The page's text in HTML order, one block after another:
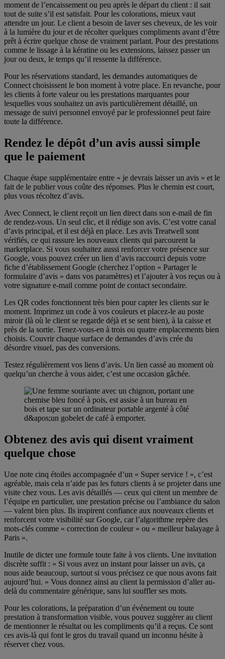
Rendez le dépôt d’un avis aussi simple que le paiement
Obtenez des avis qui disent vraiment quelque chose
Faites travailler vos meilleurs avis
moment de l’encaissement ou peu après le départ du client : il sait
tout de suite s’il est satisfait. Pour les colorations, mieux vaut
attendre un jour. Le client a besoin de laver ses cheveux, de les voir
à la lumière du jour et de récolter quelques compliments avant d’être
prêt à écrire quelque chose de vraiment parlant. Pour des prestations
comme le lissage à la kératine ou les extensions, laissez passer un
jour ou deux, le temps qu’il ressente la différence.
Pour les réservations standard, les demandes automatiques de
Connect choisissent le bon moment à votre place. En revanche, pour
les clients à forte valeur ou les prestations marquantes pour
lesquelles vous souhaitez un avis particulièrement détaillé, un
message de suivi personnel envoyé par le professionnel peut faire
toute la différence.
Rendez le dépôt d’un avis aussi simple
que le paiement
Chaque étape supplémentaire entre « je devrais laisser un avis » et le
fait de le publier vous coûte des réponses. Plus le chemin est court,
plus vous récoltez d’avis.
Avec Connect, le client reçoit un lien direct dans son e-mail de fin
de rendez-vous. Un seul clic, et il rédige son avis. C’est votre canal
d’avis principal, et il est déjà en place. Les avis Treatwell sont
vérifiés, ce qui rassure les nouveaux clients qui parcourent la
marketplace. Si vous souhaitez aussi renforcer votre présence sur
Google, vous pouvez créer un lien d’avis raccourci depuis votre
fiche d’établissement Google (cherchez l’option « Partager le
formulaire d’avis » dans vos paramètres) et l’ajouter à vos reçus ou à
votre signature e-mail comme point de contact secondaire.
Les QR codes fonctionnent très bien pour capter les clients sur le
moment. Imprimez un code à vos couleurs et placez-le au poste
miroir (là où le client se regarde déjà et se sent bien), à la caisse et
près de la sortie. Tenez-vous-en à trois ou quatre emplacements bien
choisis. Couvrir chaque surface de demandes d’avis crée du
désordre visuel, pas des conversions.
Testez régulièrement vos liens d’avis. Un lien cassé au moment où
quelqu’un cherche à vous aider, c’est une occasion gâchée.
Obtenez des avis qui disent vraiment
quelque chose
Une note cinq étoiles accompagnée d’un « Super service ! », c’est
agréable, mais cela n’aide pas les futurs clients à se projeter dans une
visite chez vous. Les avis détaillés — ceux qui citent un membre de
l’équipe en particulier, une prestation précise ou l’ambiance du salon
— valent bien plus. Ils inspirent confiance aux nouveaux clients et
renforcent votre visibilité sur Google, car l’algorithme repère des
mots-clés comme « correction de couleur » ou « meilleur balayage à
Paris ».
Inutile de dicter une formule toute faite à vos clients. Une invitation
discrète suffit : « Si vous avez un instant pour laisser un avis, ça
nous aide beaucoup, surtout si vous précisez ce que nous avons fait
aujourd’hui. » Vous donnez ainsi au client la permission d’aller au-
delà du commentaire générique, sans lui souffler ses mots.
Pour les colorations, la préparation d’un événement ou toute
prestation à transformation visible, vous pouvez suggérer au client
de mentionner le résultat ou les compliments qu’il a reçus. Ce sont
ces avis-là qui font le gros du travail quand un inconnu hésite à
réserver chez vous.